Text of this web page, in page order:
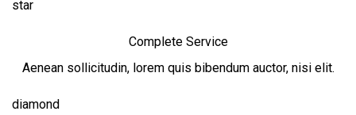
star
Complete Service
Aenean sollicitudin, lorem quis bibendum auctor, nisi elit.
diamond